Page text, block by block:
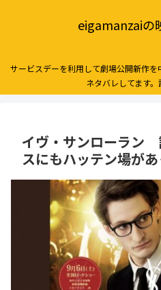
eigamanzaiの
サービスデーを利用して劇場公開新作
ネタバレしてます
イヴ・サンローラン
スにもハッテン場が